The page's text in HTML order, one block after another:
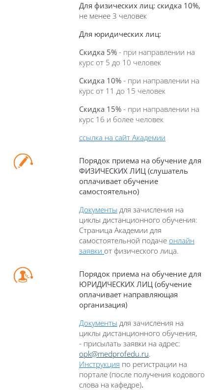
Для физических лиц: скидка 10%,
не менее 3 человек
Для юридических лиц:
Скидка 5% - при направлении на
курс от 5 до 10 человек
Скидка 10% - при направлении на
курс от 11 до 15 человек
Скидка 15% - при направлении на
курс 16 и более человек
ссылка на сайт Академии
Порядок приема на обучение для
ФИЗИЧЕСКИХ ЛИЦ (слушатель
оплачивает обучение
самостоятельно)
Документы для зачисления на
циклы дистанционного обучения:
Страница Академии для
самостоятельной подаче онлайн
заявки от физического лица.
Порядок приема на обучение для
ЮРИДИЧЕСКИХ ЛИЦ (обучение
оплачивает направляющая
организация)
Документы для зачисления на
циклы дистанционного обучения,
- присылать заявки на адрес:
opk@medprofedu.ru.
Инструкция по регистрации на
портале (после получения кодового
слова на кафедре).